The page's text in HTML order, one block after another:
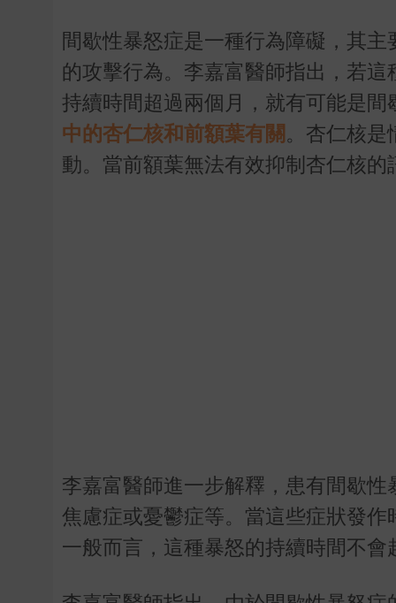
間歇性暴怒症是一種行為障礙，其
的攻擊行為。李嘉富醫師指出，若
持續時間超過兩個月，就有可能是
中的杏仁核和前額葉有關 。杏仁核是
動。當前額葉無法有效抑制杏仁核
李嘉富醫師進一步解釋，患有間歇
焦慮症或憂鬱症等。當這些症狀發
一般而言，這種暴怒的持續時間不會